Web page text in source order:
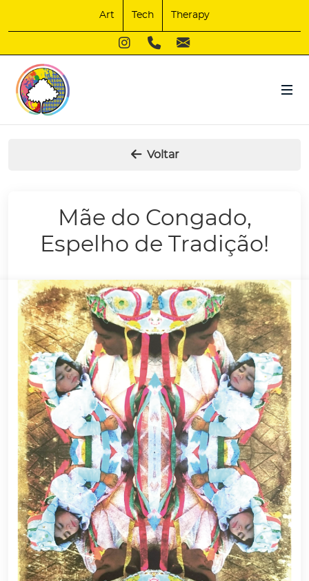
Art Tech Therapy
Voltar
Mãe do Congado,
Espelho de Tradição!